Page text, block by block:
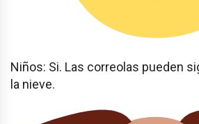
Niños: Si. Las correolas pueden
la nieve.